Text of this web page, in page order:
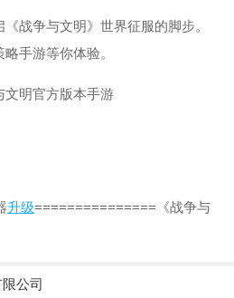
战争与文明》世界征服的脚步。
手游等你体验。
升级===============《战争与
限公司